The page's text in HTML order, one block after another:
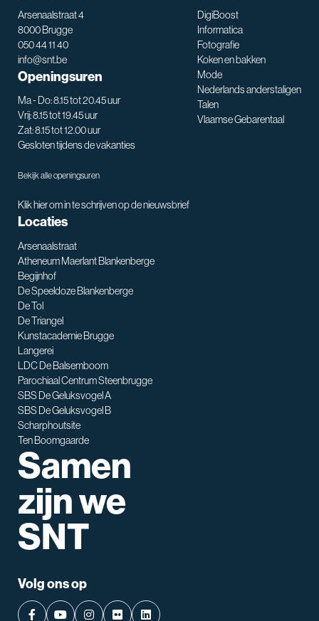
Arsenaalstraat 4
8000 Brugge
050 44 11 40
info@snt.be
Openingsuren
Ma - Do: 8.15 tot 20.45 uur
Vrij: 8.15 tot 19.45 uur
Zat: 8.15 tot 12.00 uur
Gesloten tijdens de vakanties
Bekijk alle openingsuren
Klik hier om in te schrijven op de nieuwsbrief
DigiBoost
Informatica
Fotografie
Koken en bakken
Mode
Nederlands anderstaligen
Talen
Vlaamse Gebarentaal
Locaties
Arsenaalstraat
Atheneum Maerlant Blankenberge
Begijnhof
De Speeldoze Blankenberge
De Tol
De Triangel
Kunstacademie Brugge
Langerei
LDC De Balsemboom
Parochiaal Centrum Steenbrugge
SBS De Geluksvogel A
SBS De Geluksvogel B
Scharphoutsite
Ten Boomgaarde
Samen
zijn we
SNT
Volg ons op
SNT assistent
Waarmee kan ik je helpen?